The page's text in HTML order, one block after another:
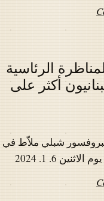
الرئاسية
أكثر على
شبلي ملاّط في
6. 1. 2024